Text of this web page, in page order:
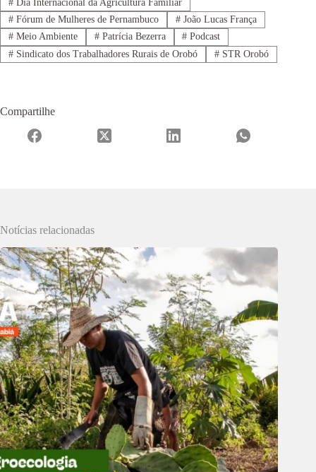
#Dia Internacional da Agricultura Familiar
#Fórum de Mulheres de Pernambuco #João Lucas França
#Meio Ambiente #Patrícia Bezerra # Podcast
#Sindicato dos Trabalhadores Rurais de Orobó #STR Orobó
Compartilhe
Notícias relacionadas